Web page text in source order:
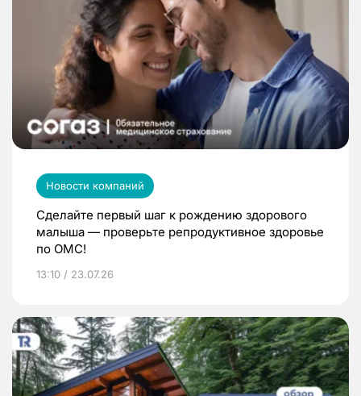
Новости компаний
Сделайте первый шаг к рождению здорового
малыша — проверьте репродуктивное здоровье
по ОМС!
13:10 / 23.07.26